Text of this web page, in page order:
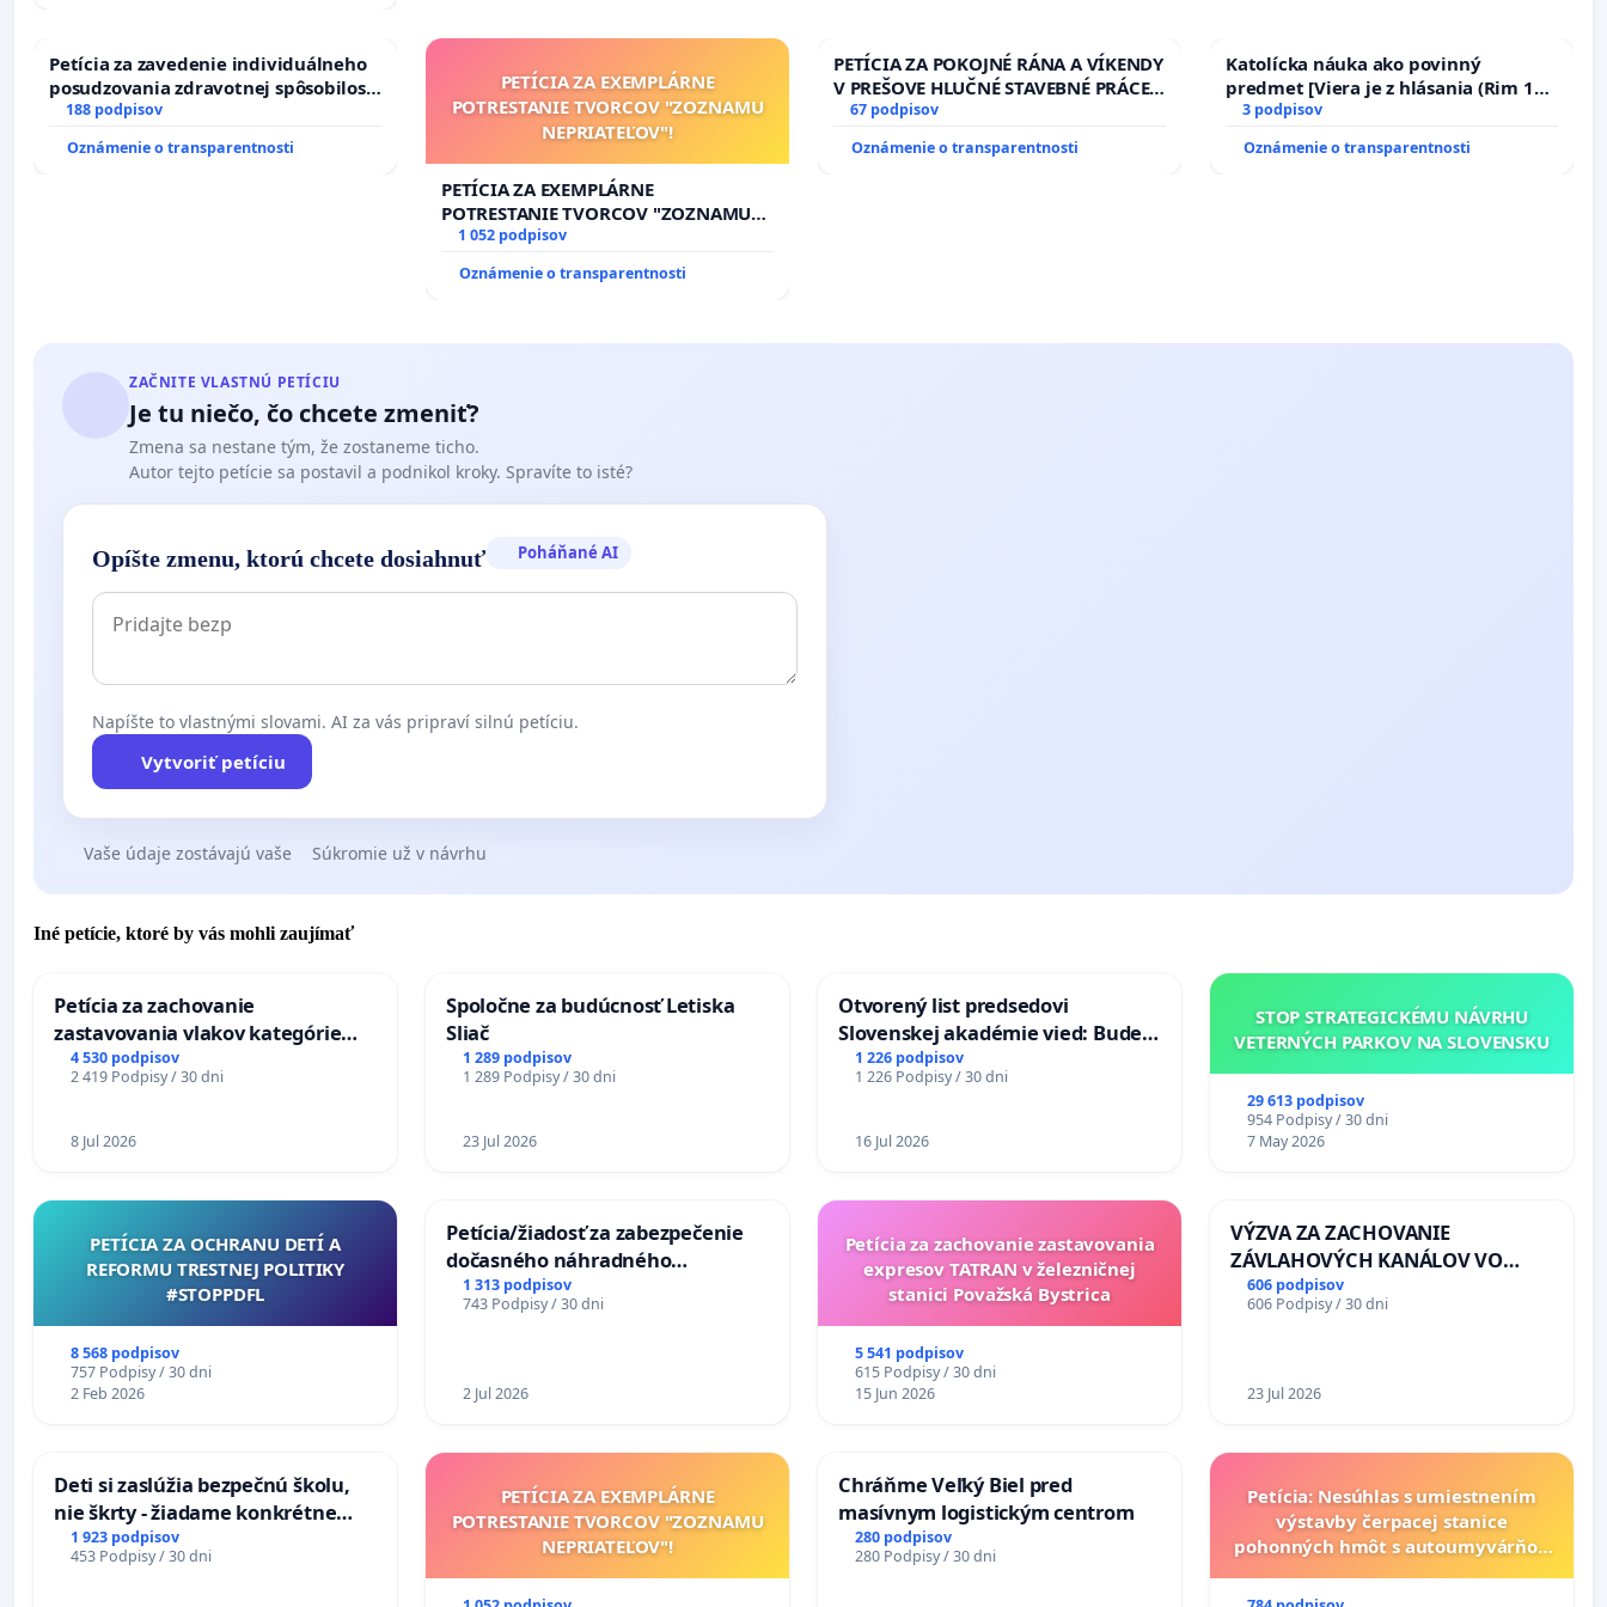
Petícia za zavedenie individuálneho
posudzovania zdravotnej spôsobilosti
osôb s diabetom 1. a 2. typu pri
188 podpisov
Oznámenie o transparentnosti
PETÍCIA ZA EXEMPLÁRNE
POTRESTANIE TVORCOV "ZOZNAMU
NEPRIATEĽOV"!
PETÍCIA ZA EXEMPLÁRNE
POTRESTANIE TVORCOV "ZOZNAMU
NEPRIATEĽOV"!
1 052 podpisov
Oznámenie o transparentnosti
PETÍCIA ZA POKOJNÉ RÁNA A VÍKENDY
V PREŠOVE HLUČNÉ STAVEBNÉ PRÁCE
V SOBOTU LEN OD 9.00 DO 13.00
8.00 – 18.00 HOD. A PRAVIDELNÁ
67 podpisov
Oznámenie o transparentnosti
Katolícka náuka ako povinný
predmet [Viera je z hlásania (Rim 10,
17)]
3 podpisov
Oznámenie o transparentnosti
ZAČNITE VLASTNÚ PETÍCIU
Je tu niečo, čo chcete zmeniť?
Zmena sa nestane tým, že zostaneme ticho.
Autor tejto petície sa postavil a podnikol kroky. Spravíte to isté?
Opíšte zmenu, ktorú chcete dosiahnuť Poháňané AI
Napíšte to vlastnými slovami. AI za vás pripraví silnú petíciu.
Vytvoriť petíciu
Vaše údaje zostávajú vaše Súkromie už v návrhu
Iné petície, ktoré by vás mohli zaujímať
Petícia za zachovanie
zastavovania vlakov kategórie
Expres (Ex) TATRAN v železničnej
stanici Púchov
4 530 podpisov
2 419 Podpisy / 30 dni
8 Jul 2026
Spoločne za budúcnosť Letiska
Sliač
1 289 podpisov
1 289 Podpisy / 30 dni
23 Jul 2026
Otvorený list predsedovi
Slovenskej akadémie vied: Bude
mať Vízia Slovenska 2040 mravnú
chrbticu?
1 226 podpisov
1 226 Podpisy / 30 dni
16 Jul 2026
STOP STRATEGICKÉMU NÁVRHU
VETERNÝCH PARKOV NA SLOVENSKU
29 613 podpisov
954 Podpisy / 30 dni
7 May 2026
PETÍCIA ZA OCHRANU DETÍ A
REFORMU TRESTNEJ POLITIKY
#STOPPDFL
8 568 podpisov
757 Podpisy / 30 dni
2 Feb 2026
Petícia/žiadosť za zabezpečenie
dočasného náhradného
premostenia Váhu počas úplnej
uzávery Vážskeho mosta v
1 313 podpisov
743 Podpisy / 30 dni
2 Jul 2026
Petícia za zachovanie zastavovania
expresov TATRAN v železničnej
stanici Považská Bystrica
5 541 podpisov
615 Podpisy / 30 dni
15 Jun 2026
VÝZVA ZA ZACHOVANIE
ZÁVLAHOVÝCH KANÁLOV VO
VÝLUČNOM VLASTNÍCTVE A POD
KONTROLOU SLOVENSKEJ
a odvodňovacích kanálov na
606 podpisov
606 Podpisy / 30 dni
23 Jul 2026
Deti si zaslúžia bezpečnú školu,
nie škrty - žiadame konkrétne
opatrenia na zlepšenie situácie v
školstve
1 923 podpisov
453 Podpisy / 30 dni
PETÍCIA ZA EXEMPLÁRNE
POTRESTANIE TVORCOV "ZOZNAMU
NEPRIATEĽOV"!
Chráňme Veľký Biel pred
masívnym logistickým centrom
280 podpisov
280 Podpisy / 30 dni
Petícia: Nesúhlas s umiestnením
výstavby čerpacej stanice
pohonných hmôt s autoumyvárňou
Grob - Čierna Voda